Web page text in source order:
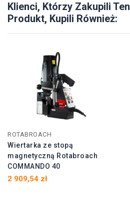
Klienci, Którzy Zakupili Ten
Produkt, Kupili Również:
ROTABROACH
Wiertarka ze stopą
magnetyczną Rotabroach
COMMANDO 40
2 909,54 zł